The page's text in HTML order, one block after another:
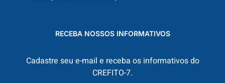
RECEBA NOSSOS INFORMATIVOS
Cadastre seu e-mail e receba os informativos do
CREFITO-7.